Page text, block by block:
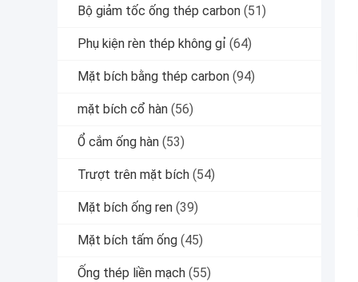
Bộ giảm tốc ống thép carbon (51)
Phụ kiện rèn thép không gỉ (64)
Mặt bích bằng thép carbon (94)
mặt bích cổ hàn (56)
Ổ cắm ống hàn (53)
Trượt trên mặt bích (54)
Mặt bích ống ren (39)
Mặt bích tấm ống (45)
Ống thép liền mạch (55)